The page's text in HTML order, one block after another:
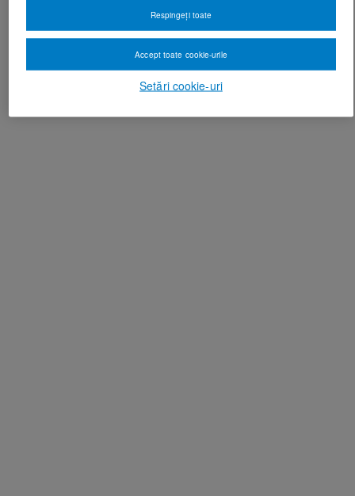
Setări cookie-uri
Respingeți toate
Accept toate cookie-urile